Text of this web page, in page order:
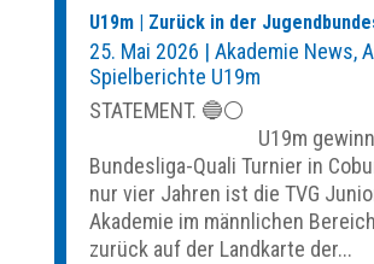
U19m | Zurück in der
25. Mai 2026 | Akademie News,
Spielberichte U19m
STATEMENT.
U19m gewinnt
Bundesliga-Quali Turnier in
nur vier Jahren ist die TVG
Akademie im männlichen
zurück auf der Landkarte der...